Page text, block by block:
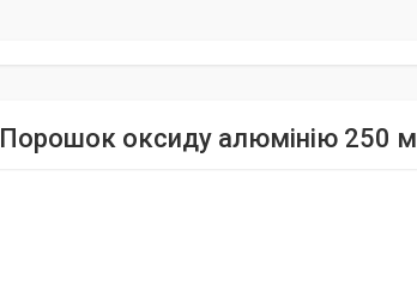
Порошок оксиду алюмінію 250